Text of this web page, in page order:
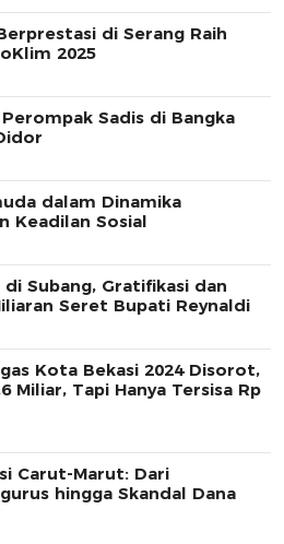
di Serang Raih
2025
Sadis di Bangka
dalam Dinamika
Keadilan Sosial
di Subang, Gratifikasi dan
Seret Bupati Reynaldi
Kota Bekasi 2024 Disorot,
Miliar, Tapi Hanya Tersisa Rp
Carut-Marut: Dari
hingga Skandal Dana